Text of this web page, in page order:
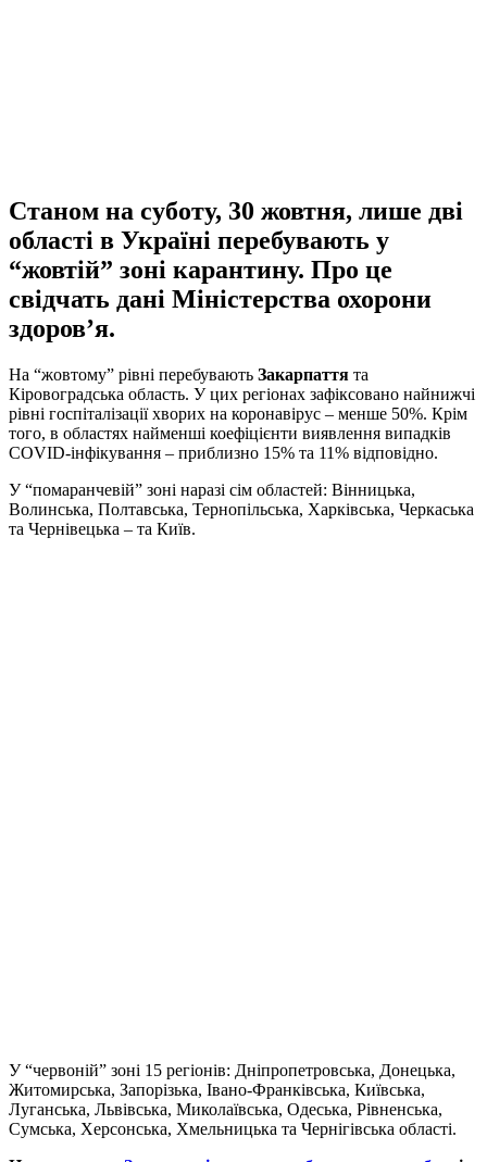
Станом на суботу, 30 жовтня, лише дві
області в Україні перебувають у
“жовтій” зоні карантину. Про це
свідчать дані Міністерства охорони
здоров’я.
На “жовтому” рівні перебувають Закарпаття та
Кіровоградська область. У цих регіонах зафіксовано найнижчі
рівні госпіталізації хворих на коронавірус – менше 50%. Крім
того, в областях найменші коефіцієнти виявлення випадків
COVID-інфікування – приблизно 15% та 11% відповідно.
У “помаранчевій” зоні наразі сім областей: Вінницька,
Волинська, Полтавська, Тернопільська, Харківська, Черкаська
та Чернівецька – та Київ.
У “червоній” зоні 15 регіонів: Дніпропетровська, Донецька,
Житомирська, Запорізька, Івано-Франківська, Київська,
Луганська, Львівська, Миколаївська, Одеська, Рівненська,
Сумська, Херсонська, Хмельницька та Чернігівська області.